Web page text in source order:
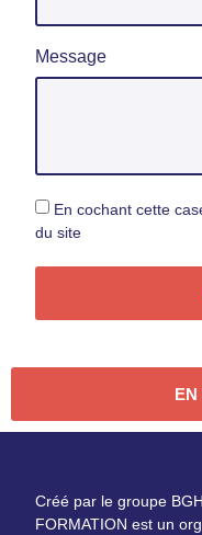
Message
En cochant cette
du site
EN
Créé par le groupe
FORMATION est un